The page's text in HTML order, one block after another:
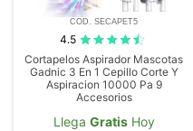
COD. SECAPET5
4.5
Cortapelos Aspirador Mascotas
Gadnic 3 En 1 Cepillo Corte Y
Aspiracion 10000 Pa 9
Accesorios
Llega GratisHoy